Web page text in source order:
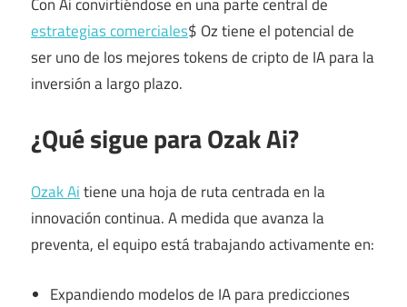
estrategias comerciales$ Oz tiene el potencial de
ser uno de los mejores tokens de cripto de IA para la
inversión a largo plazo.
¿Qué sigue para Ozak Ai?
Ozak Aitiene una hoja de ruta centrada en la
innovación continua. A medida que avanza la
preventa, el equipo está trabajando activamente en:
Expandiendo modelos de IA para predicciones